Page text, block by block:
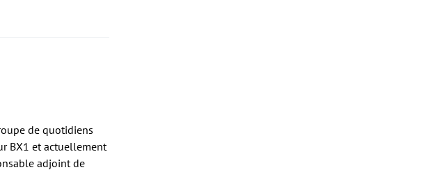
de quotidiens
BX1 et actuellement
adjoint de